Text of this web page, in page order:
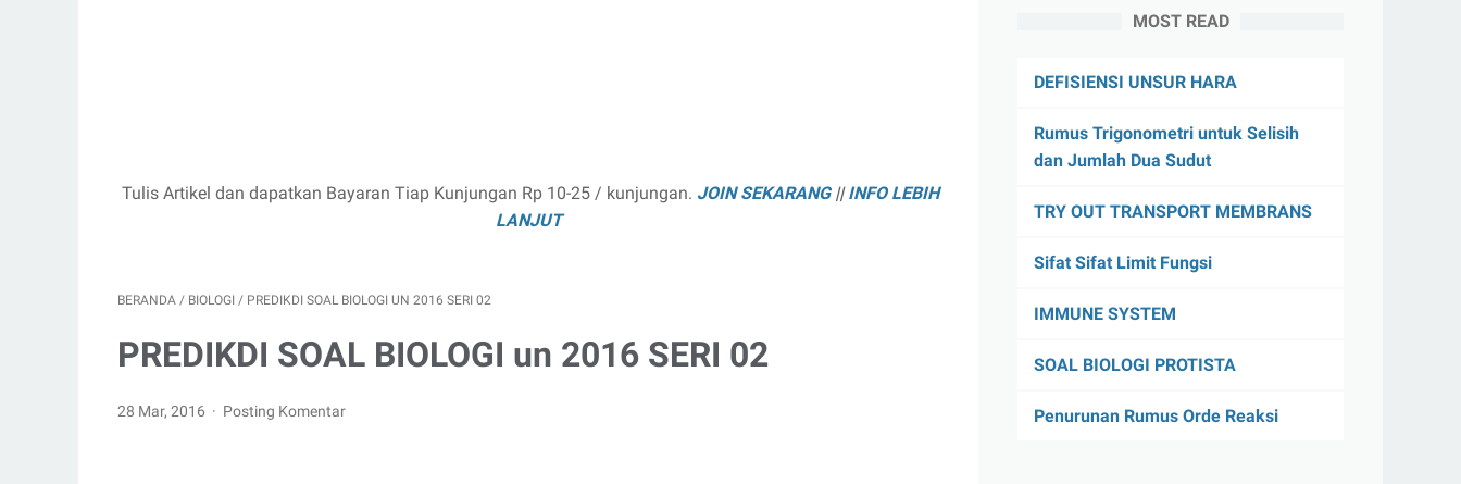
Tulis Artikel dan dapatkan Bayaran Tiap Kunjungan Rp 10-25 / kunjungan. JOIN SEKARANG||INFO LEBIH
LANJUT
BERANDA / BIOLOGI / PREDIKDI SOAL BIOLOGI UN 2016 SERI 02
PREDIKDI SOAL BIOLOGI un 2016 SERI 02
28 Mar, 2016 Posting Komentar
MOST READ
DEFISIENSI UNSUR HARA
Rumus Trigonometri untuk Selisih
dan Jumlah Dua Sudut
TRY OUT TRANSPORT MEMBRANS
Sifat Sifat Limit Fungsi
IMMUNE SYSTEM
SOAL BIOLOGI PROTISTA
Penurunan Rumus Orde Reaksi